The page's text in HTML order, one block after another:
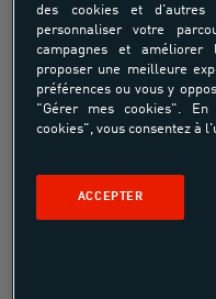
Pour
Pour
Pour profiter
des cookies et d'autres
personnaliser votre
campagnes et améliorer
proposer une meilleure
préférences ou vous y
"Gérer mes cookies".
cookies", vous consentez à
ACCEPTER